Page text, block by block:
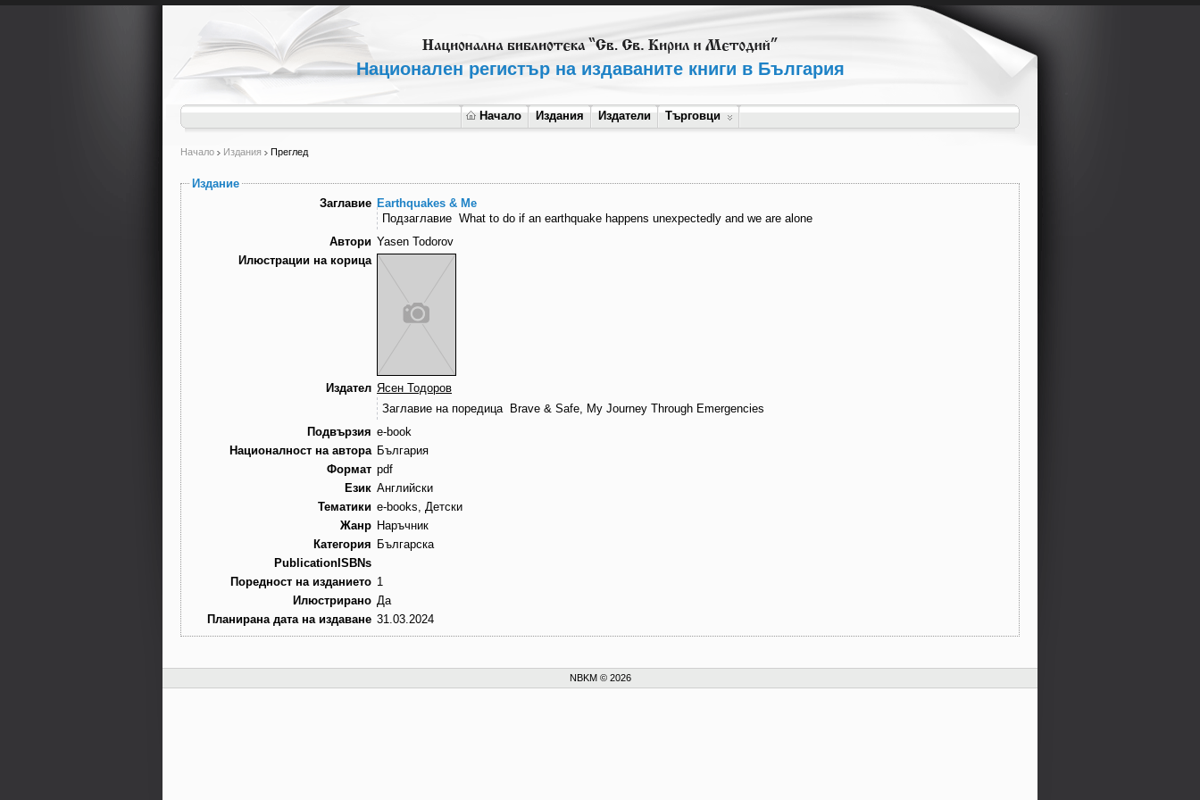
Национален регистър на издаваните книги в България
Начало Издания Издатели Търговци
Начало Издания Преглед
Издание
Заглавие Earthquakes & Me
Подзаглавие What to do if an earthquake happens unexpectedly and we are alone
Автори Yasen Todorov
Илюстрации на корица
Издател Ясен Тодоров
Заглавие на поредица
Brave & Safe, My Journey Through Emergencies
Подвързия e-book
Националност на автора България
Формат pdf
Език Английски
Тематики e-books, Детски
Жанр Наръчник
Категория Българска
PublicationISBNs
Поредност на изданието 1
Илюстрирано Да
Планирана дата на издаване 31.03.2024
NBKM © 2026